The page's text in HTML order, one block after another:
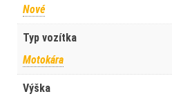
Nové
Typ vozítka
Motokára
Výška